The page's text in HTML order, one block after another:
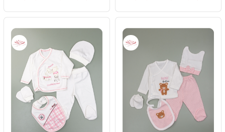
PAKET ADEDI
2 ADET
YAŞ GRUBU
0-3 AY
CINSIYET
UNISEX
PAKET ADEDI
2ADET
YAŞ GRUBU
0-3 AY
CINSIYET
UNISEX